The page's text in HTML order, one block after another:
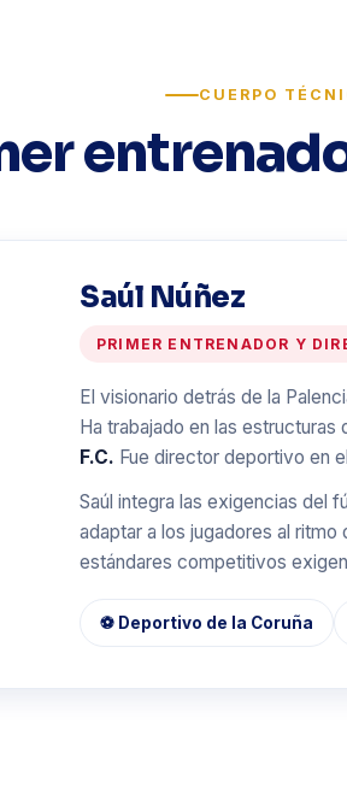
CUERPO
Saúl Núñez
PRIMER ENTRENADOR Y
El visionario detrás de la
Ha trabajado en las estructuras
F.C. Fue director deportivo en
Saúl integra las exigencias del
adaptar a los jugadores al
estándares competitivos
⚽ Deportivo de la Coruña